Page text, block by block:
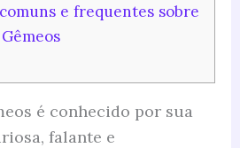
e frequentes sobre
é conhecido por sua
falante e